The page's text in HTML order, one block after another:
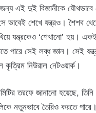
জন্য এই দুই বিজ্ঞানীকে
ভাবেই শেখে যন্ত্রও। শৈশব
যন্ত্রকেও ‘শেখানো’ হয়। একই
পারে সেই লব্ধ জ্ঞান। সেই
কৃত্রিম নিউরাল নেটওয়ার্ক।
তরফে জানানো হয়েছে,
নতুনভাবে তৈরিও করতে পারে।